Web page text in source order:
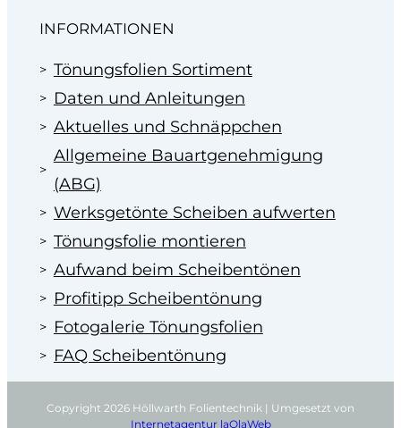
INFORMATIONEN
Tönungsfolien Sortiment
Daten und Anleitungen
Aktuelles und Schnäppchen
Allgemeine Bauartgenehmigung
(ABG)
Werksgetönte Scheiben aufwerten
Tönungsfolie montieren
Aufwand beim Scheibentönen
Profitipp Scheibentönung
Fotogalerie Tönungsfolien
FAQ Scheibentönung
Copyright 2026 Höllwarth Folientechnik | Umgesetzt von
Internetagentur laOlaWeb